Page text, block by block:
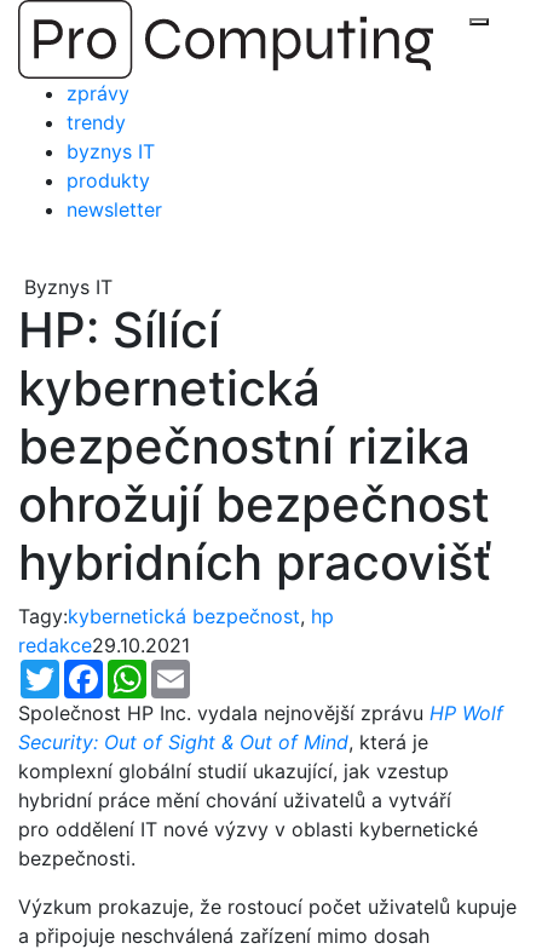
Přejít
obsah
zprávy
trendy
byznys IT
produkty
newsletter
Byznys IT
HP: Sílící
kybernetická
bezpečnostní rizika
ohrožují bezpečnost
hybridních pracovišť
Tagy:kybernetická bezpečnost, hp
redakce29.10.2021
TwitterFacebookWhatsApp
Společnost HP Inc. vydala nejnovější zprávu HP Wolf
Security: Out of Sight & Out of Mind, která je
komplexní globální studií ukazující, jak vzestup
hybridní práce mění chování uživatelů a vytváří
pro oddělení IT nové výzvy v oblasti kybernetické
bezpečnosti.
Výzkum prokazuje, že rostoucí počet uživatelů kupuje
a připojuje neschválená zařízení mimo dosah